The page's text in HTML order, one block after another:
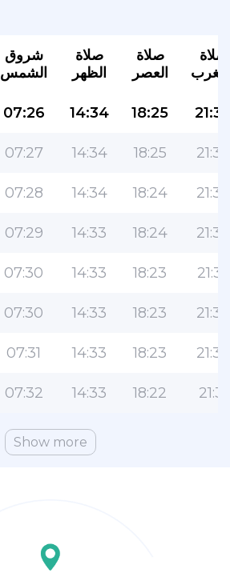
شروق
الشمس
صلاة
الظهر
صلاة
العصر
صلاة
07:26 14:34 18:25
07:27 14:34 18:25 21:38
07:28 14:34 18:24 21:37
07:29 14:33 18:24 21:36
07:30 14:33 18:23 21:35
07:30 14:33 18:23 21:33
07:31 14:33 18:23 21:32
07:32 14:33 18:22 21:31
Show more